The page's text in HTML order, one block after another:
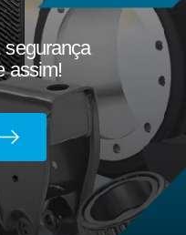
Furgão
Frigorífico
Canavieiro
Bebidas
e corretiva
Arruela Dentada
segurança
assim!